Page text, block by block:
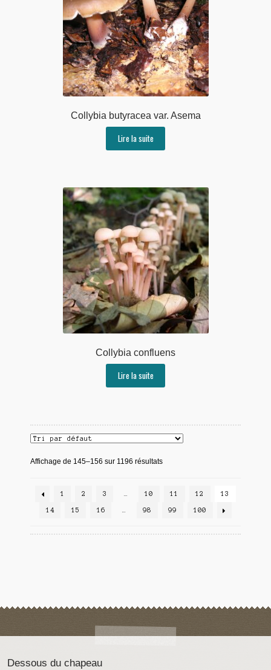
Collybia butyracea var. Asema
Lire la suite
Collybia confluens
Lire la suite
Affichage de 145–156 sur 1196 résultats
1 2 3 10 11 12 13
14 15 16 98 99 100
Dessous du chapeau